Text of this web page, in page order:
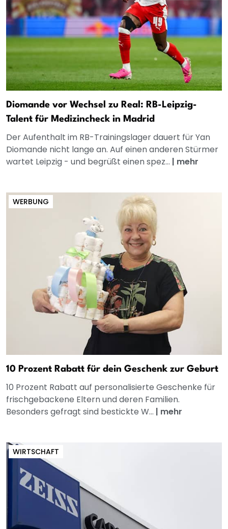
Diomande vor Wechsel zu Real: RB-Leipzig-
Talent für Medizincheck in Madrid
Der Aufenthalt im RB-Trainingslager dauert für Yan
Diomande nicht lange an. Auf einen anderen Stürmer
wartet Leipzig - und begrüßt einen spez... | mehr
WERBUNG
10 Prozent Rabatt für dein Geschenk zur Geburt
10 Prozent Rabatt auf personalisierte Geschenke für
frischgebackene Eltern und deren Familien.
Besonders gefragt sind bestickte W... | mehr
WIRTSCHAFT